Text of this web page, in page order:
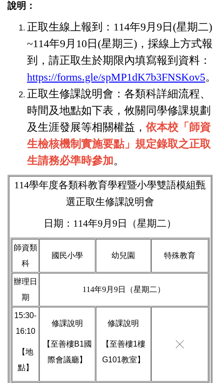
說明：
正取生線上報到： 114年9月 9日 (星期二)
~114年9月 10日 (星期三) ，採線上方式報
到，請正取生於期限內填寫報到資料：
https://forms.gle/spMP1dK7b3FNSKov5。
正取生修課說明會：各類科詳細流程、
時間及地點如下表，攸關同學修課規劃
及生涯發展等相關權益， 依本校「師資
生檢核機制實施要點」規定錄取之正取
生請務必準時參加。
114學年度各類科教育學程暨小學雙語模組甄
選正取生修課說明會
日期：114年9月9日（星期二）
師資類
科
國民小學 幼兒園 特殊教育
辦理日
期
114年9月9日（星期二）
15:30-
16:10
【地
點】
修課說明
【至善樓B1國
際會議廳】
修課說明
【至善樓1樓
G101教室】
╳